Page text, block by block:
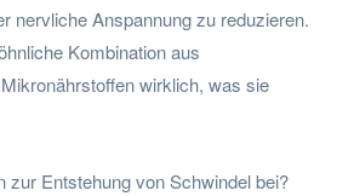
nervliche Anspannung zu reduzieren.
Kombination aus
wirklich, was sie
zur Entstehung von Schwindel bei?